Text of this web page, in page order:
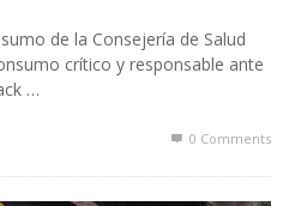
de la Consejería de Salud
crítico y responsable ante
…
0 Comments